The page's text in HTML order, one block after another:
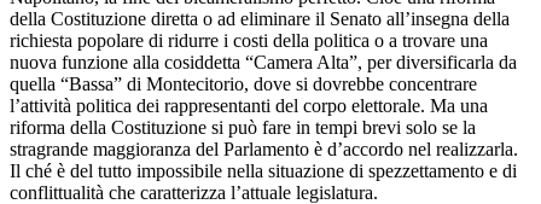
della Costituzione diretta o ad eliminare il Senato all’insegna della
richiesta popolare di ridurre i costi della politica o a trovare una
nuova funzione alla cosiddetta “Camera Alta”, per diversificarla da
quella “Bassa” di Montecitorio, dove si dovrebbe concentrare
l’attività politica dei rappresentanti del corpo elettorale. Ma una
riforma della Costituzione si può fare in tempi brevi solo se la
stragrande maggioranza del Parlamento è d’accordo nel realizzarla.
Il ché è del tutto impossibile nella situazione di spezzettamento e di
conflittualità che caratterizza l’attuale legislatura.